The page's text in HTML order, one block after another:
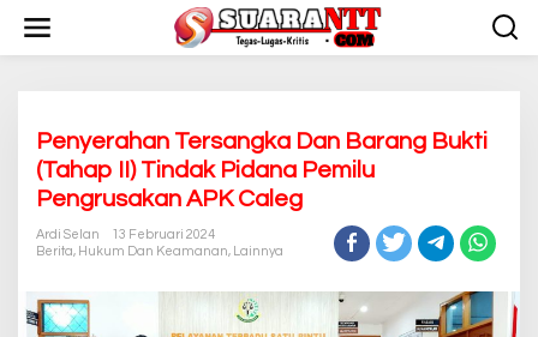
w
Penyerahan Tersangka Dan Barang Bukti
(Tahap II) Tindak Pidana Pemilu
Pengrusakan APK Caleg
Ardi Selan
13 Februari 2024
Berita, Hukum Dan Keamanan, Lainnya